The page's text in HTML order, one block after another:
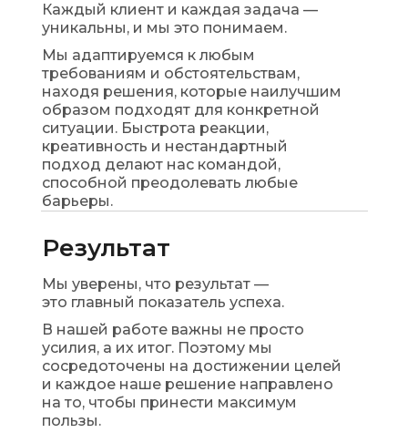
Результат
В нашей работе важны не просто
усилия, а их итог. Поэтому мы
сосредоточены на достижении целей
и каждое наше решение направлено
на то, чтобы принести максимум
пользы.
Мы уверены, что результат —
это главный показатель успеха.
Мы адаптируемся к любым
требованиям и обстоятельствам,
находя решения, которые наилучшим
образом подходят для конкретной
ситуации. Быстрота реакции,
креативность и нестандартный
подход делают нас командой,
способной преодолевать любые
барьеры.
Каждый клиент и каждая задача —
уникальны, и мы это понимаем.